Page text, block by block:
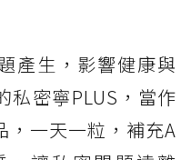
產生，影響健康與
私密寧PLUS，當作
，一天一粒，補充A